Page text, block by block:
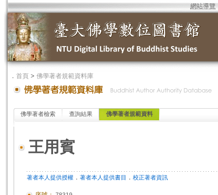
網站導覽
． 首頁 > 佛學著者規範資料庫
佛學著者檢索 查詢結果 佛學著者規範資料
王用賓
著者本人提供授權 ． 著者本人提供書目 ． 校正著者資訊